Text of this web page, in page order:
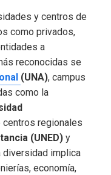
y centros de
como privados,
a
reconocidas se
(UNA), campus
como la
centros regionales
(UNED) y
diversidad implica
economía,